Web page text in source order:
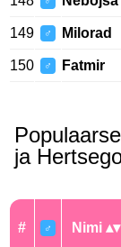
149 ♂ Milorad
150 ♂ Fatmir
ja
# ♂ Nimi